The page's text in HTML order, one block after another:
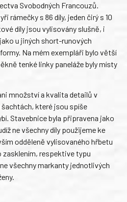
Svobodných Francouzů.
rámečky s 86 díly, jeden čirý s 10
díly jsou vylisovány slušně, i
u jiných short-runových
Na mém exempláři bylo větší
tenké linky paneláže byly místy
množství a kvalita detailů v
které jsou spíše
Stavebnice byla připravena jako
ne všechny díly použijeme ke
odděleně vylisovaného hřbetu
respektive typu
všechny markanty jednotlivých